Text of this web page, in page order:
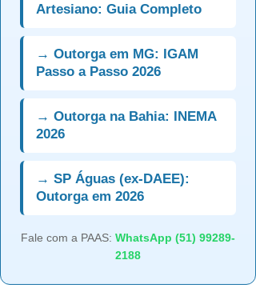
Artesiano: Guia Completo
→ Outorga em MG: IGAM
Passo a Passo 2026
→ Outorga na Bahia: INEMA
2026
→ SP Águas (ex-DAEE):
Outorga em 2026
Fale com a PAAS: WhatsApp (51) 99289-
2188